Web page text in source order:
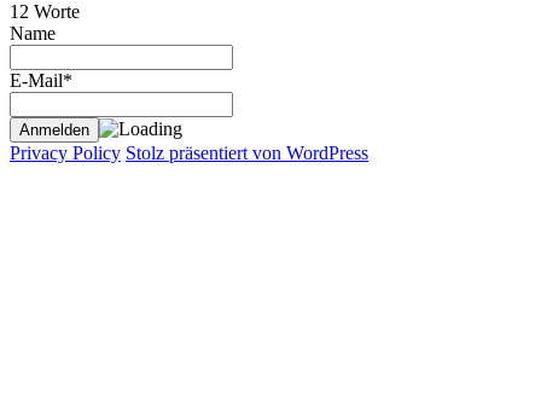
12 Worte
Name
E-Mail*
Privacy Policy Stolz präsentiert von WordPress